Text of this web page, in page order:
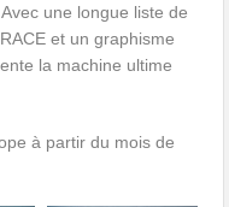
une longue liste de
et un graphisme
la machine ultime
à partir du mois de